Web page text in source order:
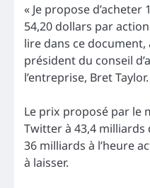
« Je propose
54,20 dollars par
lire dans ce
président du conseil
l’entreprise, Bret Taylor.
Le prix proposé par le
Twitter à 43,4
36 milliards à l’heure
à laisser.